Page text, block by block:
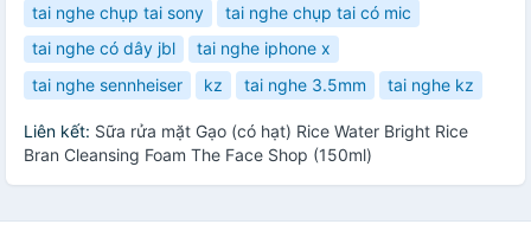
tai nghe chụp tai sony
tai nghe chụp tai có mic
tai nghe có dây jbl
tai nghe iphone x
tai nghe sennheiser
kz tai nghe 3.5mm tai nghe kz
Liên kết: Sữa rửa mặt Gạo (có hạt) Rice Water Bright Rice
Bran Cleansing Foam The Face Shop (150ml)